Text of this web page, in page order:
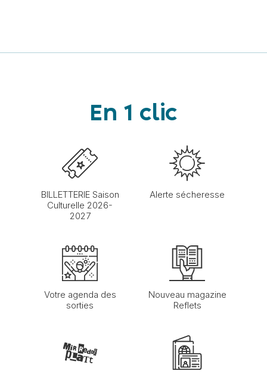
En 1 clic
BILLETTERIE Saison
Culturelle 2026-
2027
Alerte sécheresse
Votre agenda des
sorties
Nouveau magazine
Reflets